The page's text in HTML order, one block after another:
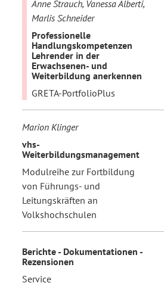
Anne Strauch, Vanessa Alberti,
Marlis Schneider
Professionelle
Handlungskompetenzen
Lehrender in der
Erwachsenen- und
Weiterbildung anerkennen
GRETA-PortfolioPlus
Marion Klinger
vhs-
Weiterbildungsmanagement
Modulreihe zur Fortbildung
von Führungs- und
Leitungskräften an
Volkshochschulen
Berichte - Dokumentationen -
Rezensionen
Service